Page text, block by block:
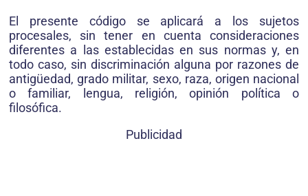
El presente código se aplicará a los sujetos
procesales, sin tener en cuenta consideraciones
diferentes a las establecidas en sus normas y, en
todo caso, sin discriminación alguna por razones de
antigüedad, grado militar, sexo, raza, origen nacional
o familiar, lengua, religión, opinión política o
filosófica.
Publicidad